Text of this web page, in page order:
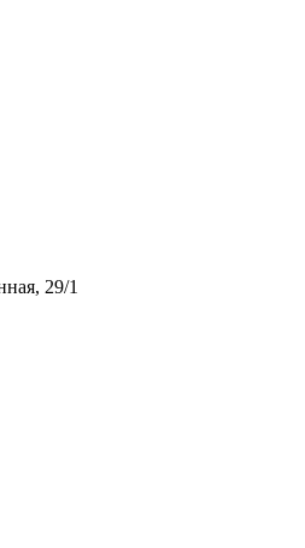
29/1